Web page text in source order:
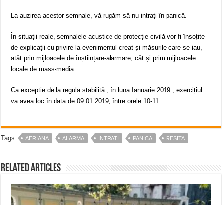
La auzirea acestor semnale, vă rugăm să nu intrați în panică.
În situații reale, semnalele acustice de protecție civilă vor fi însoțite
de explicații cu privire la evenimentul creat și măsurile care se iau,
atât prin mijloacele de înștiințare-alarmare, cât și prim mijloacele
locale de mass-media.
Ca exceptie de la regula stabilită , în luna Ianuarie 2019 , exercițiul
va avea loc în data de 09.01.2019, între orele 10-11.
Tags AERIANA ALARMA INTRATI PANICA RESITA
Related Articles